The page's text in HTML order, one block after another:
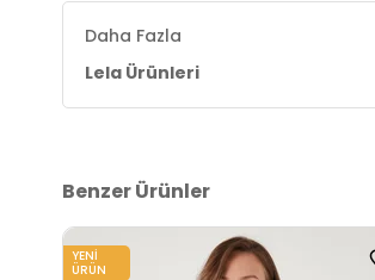
Daha Fazla
Lela Ürünleri
Benzer Ürünler
YENI
ÜRÜN